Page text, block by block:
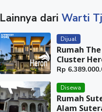
Lainnya dari Warti
Dijual
Rumah
Cluster
Rp
Disewa
Rumah
Alam